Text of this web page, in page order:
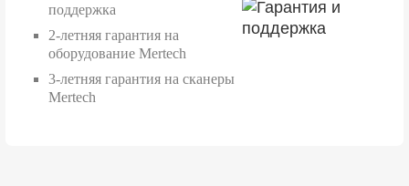
поддержка
2-летняя гарантия на
оборудование Mertech
3-летняя гарантия на сканеры
Mertech